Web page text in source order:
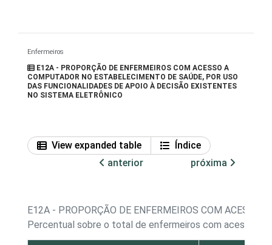
Enfermeiros
E12A - PROPORÇÃO DE ENFERMEIROS COM ACESSO A
COMPUTADOR NO ESTABELECIMENTO DE SAÚDE, POR USO
DAS FUNCIONALIDADES DE APOIO À DECISÃO EXISTENTES
NO SISTEMA ELETRÔNICO
View expanded table
Índice
anterior
próxima
E12A - PROPORÇÃO DE ENFERMEIROS COM ACESSO
Percentual sobre o total de enfermeiros com acesso a